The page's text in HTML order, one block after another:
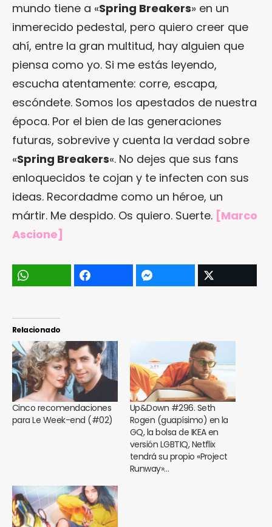
mundo tiene a «Spring Breakers» en un
inmerecido pedestal, pero quiero creer que
ahí, entre la gran multitud, hay alguien que
piensa como yo. Si me estás leyendo,
escucha atentamente: corre, escapa,
escóndete. Somos los apestados de nuestra
época. Por el bien de las generaciones
futuras, sobrevive y cuenta la verdad sobre
«Spring Breakers«. No dejes que sus fans
enloquecidos te cojan y te infecten con sus
ideas. Recordadme como un héroe, un
mártir. Me despido. Os quiero. Suerte. [Marco
Ascione]
Relacionado
Cinco recomendaciones
para Le Week-end (#02)
Up&Down #296. Seth
Rogen (guapísimo) en la
GQ, la bolsa de IKEA en
versión LGBTIQ, Netflix
tendrá su propio «Project
Runway»…